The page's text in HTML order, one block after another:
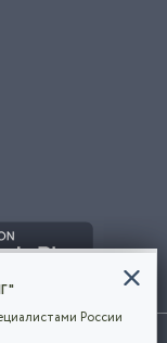
означает
России